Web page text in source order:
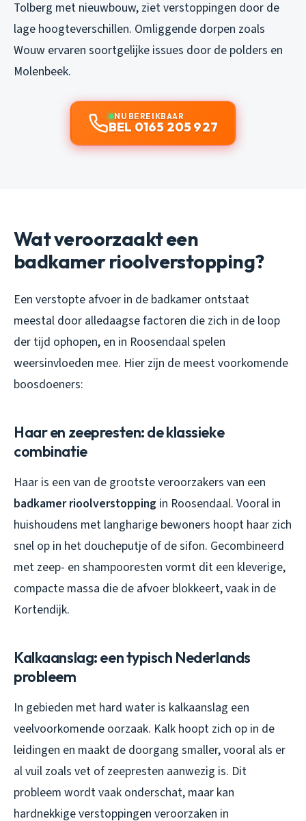
Tolberg met nieuwbouw, ziet verstoppingen door de
lage hoogteverschillen. Omliggende dorpen zoals
Wouw ervaren soortgelijke issues door de polders en
Molenbeek.
NU BEREIKBAAR
BEL 0165 205 927
Wat veroorzaakt een
badkamer rioolverstopping?
Een verstopte afvoer in de badkamer ontstaat
meestal door alledaagse factoren die zich in de loop
der tijd ophopen, en in Roosendaal spelen
weersinvloeden mee. Hier zijn de meest voorkomende
boosdoeners:
Haar en zeepresten: de klassieke
combinatie
Haar is een van de grootste veroorzakers van een
badkamer rioolverstopping in Roosendaal. Vooral in
huishoudens met langharige bewoners hoopt haar zich
snel op in het doucheputje of de sifon. Gecombineerd
met zeep- en shampooresten vormt dit een kleverige,
compacte massa die de afvoer blokkeert, vaak in de
Kortendijk.
Kalkaanslag: een typisch Nederlands
probleem
In gebieden met hard water is kalkaanslag een
veelvoorkomende oorzaak. Kalk hoopt zich op in de
leidingen en maakt de doorgang smaller, vooral als er
al vuil zoals vet of zeepresten aanwezig is. Dit
probleem wordt vaak onderschat, maar kan
hardnekkige verstoppingen veroorzaken in